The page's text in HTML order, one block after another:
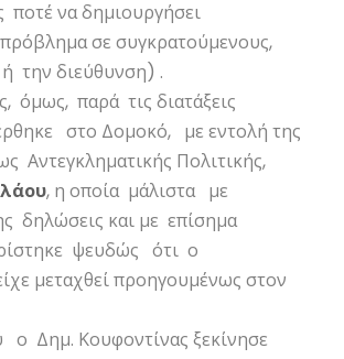
ποτέ να δημιουργήσει
σε συγκρατούμενους,
την διεύθυνση) .
όμως, παρά τις διατάξεις
στο Δομοκό, με εντολή της
Αντεγκληματικής Πολιτικής,
, η οποία μάλιστα με
δηλώσεις και με επίσημα
ψευδώς ότι ο
μεταχθεί προηγουμένως στον
ο Δημ. Κουφοντίνας ξεκίνησε